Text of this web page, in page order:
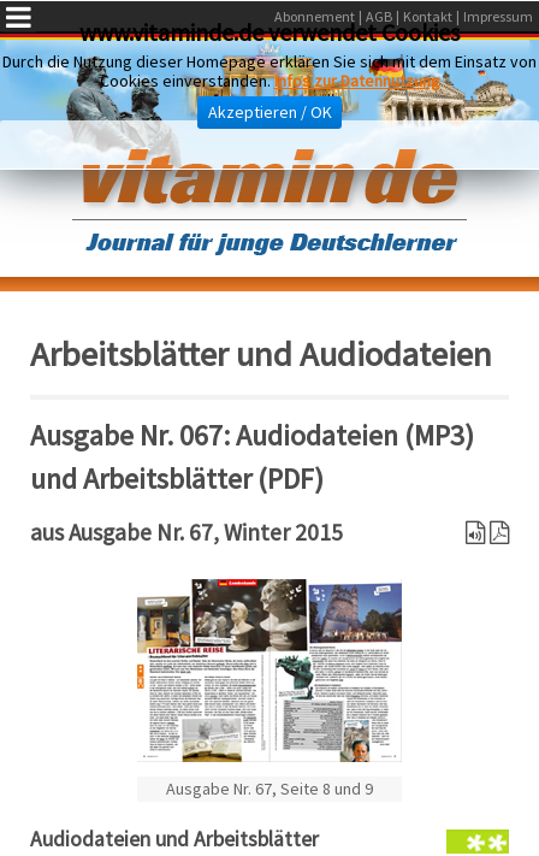
Abonnement AGB Kontakt Impressum
Arbeitsblätter und Audiodateien
Ausgabe Nr. 067: Audiodateien (MP3)
und Arbeitsblätter (PDF)
aus Ausgabe Nr. 67, Winter 2015
Ausgabe Nr. 67, Seite 8 und 9
Audiodateien und Arbeitsblätter
www.vitaminde.de verwendet Cookies
Durch die Nutzung dieser Homepage erklären Sie sich mit dem Einsatz von
Cookies einverstanden.Infos zur Datennutzung
Akzeptieren / OK